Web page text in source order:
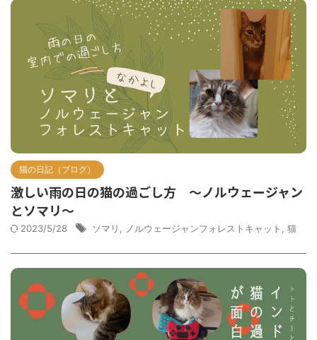
猫の日記（ブログ）
激しい雨の日の猫の過ごし方 ～ノルウェージャン
とソマリ～
2023/5/28 ソマリ ノルウェージャンフォレストキャット 猫